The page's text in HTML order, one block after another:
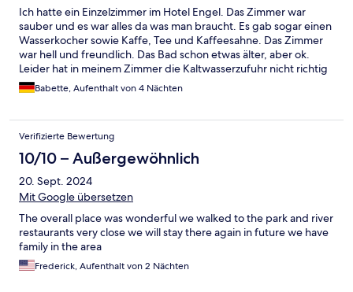
Ich hatte ein Einzelzimmer im Hotel Engel. Das Zimmer war
sauber und es war alles da was man braucht. Es gab sogar einen
Wasserkocher sowie Kaffe, Tee und Kaffeesahne. Das Zimmer
war hell und freundlich. Das Bad schon etwas älter, aber ok.
Leider hat in meinem Zimmer die Kaltwasserzufuhr nicht richtig
funktioniert. Abends war duschen nicht möglich, und morgens
mit viel Glück ganz kurz mit ganz wenig Wasser. Besonders jetzt
der Rezeption angesprochen, aber es konnte keine Abhilfe
geschaffen werden. Das Frühstück im Hotel ist wirklich
hervorragend! Es gibt wirklich alles und in guter Qualität.
Babette, Aufenthalt von 4 Nächten
Verifizierte Bewertung
10/10 – Außergewöhnlich
20. Sept. 2024
Mit Google übersetzen
The overall place was wonderful we walked to the park and river
restaurants very close we will stay there again in future we have
family in the area
Frederick, Aufenthalt von 2 Nächten